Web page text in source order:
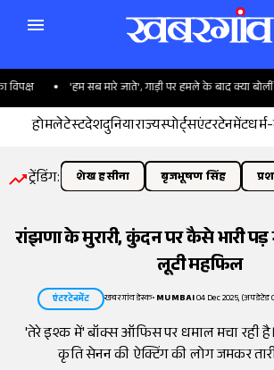
'हम सब मारे जाते', गाड़ी पर हमले के बाद क्या बोलीं
होमलेटेस्टदेशदुनियाराज्यस्पोर्ट्सएंटरटेनमेंट
ट्रेंडिंग: शेख हसीना बृजभूषण सिंह
रांझणा के मुरारी, कुंदन पर कैसे भारी
लूटी महफिल
एंटरटेनमेंट खबरगांव डेस्क•MUMBAI04 Dec 2025, (अपडेटेड
'तेरे इश्क में' बॉक्स ऑफिस पर धमाल मचा रही
कृति सेनन की ऐक्टिंग की लोग जमकर